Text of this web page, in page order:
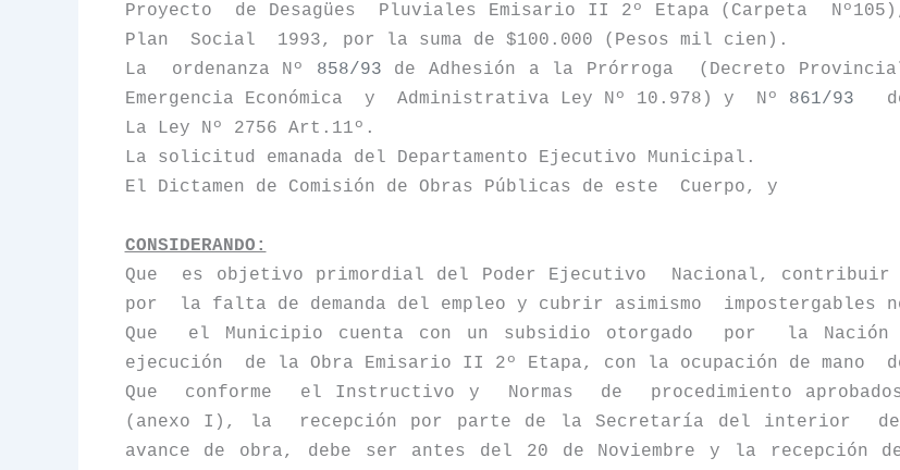
Proyecto
de Desagües Pluviales Emisario II 2º Etapa (Carpeta
Plan
Social
1993, por la suma de $100.000 (Pesos mil cien).
La
ordenanza Nº 858/93 de Adhesión a la Prórroga (Decreto
Emergencia Económica
y Administrativa Ley Nº 10.978) y Nº 861/93
La Ley Nº 2756 Art.11º.
La solicitud emanada del Departamento Ejecutivo Municipal.
El Dictamen de Comisión de Obras Públicas de este
Cuerpo, y
CONSIDERANDO:
Que
es objetivo primordial del Poder Ejecutivo Nacional, contribuir
por
la falta de demanda del empleo y cubrir asimismo
impostergables
Que
el Municipio cuenta con un subsidio otorgado por la Nación
ejecución
de la Obra Emisario II 2º Etapa, con la ocupación de mano
Que
conforme el Instructivo y Normas de procedimiento
(anexo I), la
recepción por parte de la Secretaría del interior
avance de obra, debe ser antes del 20 de Noviembre y la recepción